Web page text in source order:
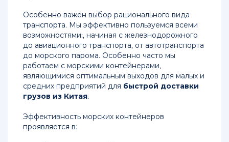
Перевозка
товаров
из
Китая
в
Россию
Карго
перевозка
из
Китая
в
Россию
Особенно важен выбор рационального вида
транспорта. Мы эффективно пользуемся всеми
возможностями:, начиная с железнодорожного
до авиационного транспорта, от автотранспорта
до морского парома. Особенно часто мы
работаем с морскими контейнерами,
являющимися оптимальным выходов для малых и
средних предприятий для быстрой доставки
грузов из Китая.
Эффективность морских контейнеров
проявляется в: